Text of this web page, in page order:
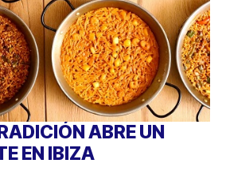
ABRE UN
EN IBIZA